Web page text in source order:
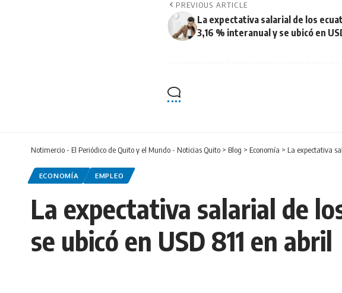
PREVIOUS ARTICLE
La expectativa salarial de los
3,16 % interanual y se ubicó en
Notimercio - El Periódico de Quito y el Mundo - Noticias Quito > Blog > Economía > La expectativa
ECONOMÍA EMPLEO
La expectativa salarial de
se ubicó en USD 811 en abril